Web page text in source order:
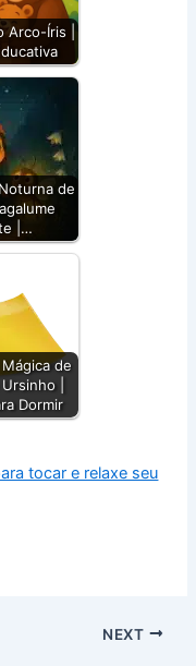
Arco-Íris |
de
|…
de
|
Dormir
tocar e relaxe seu
NEXT